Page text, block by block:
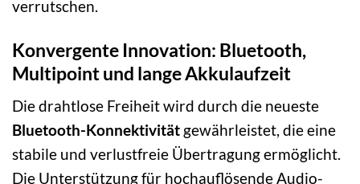
verrutschen.
Konvergente Innovation: Bluetooth,
Multipoint und lange Akkulaufzeit
Die drahtlose Freiheit wird durch die neueste
Bluetooth-Konnektivität gewährleistet, die eine
stabile und verlustfreie Übertragung ermöglicht.
Die Unterstützung für hochauflösende Audio-